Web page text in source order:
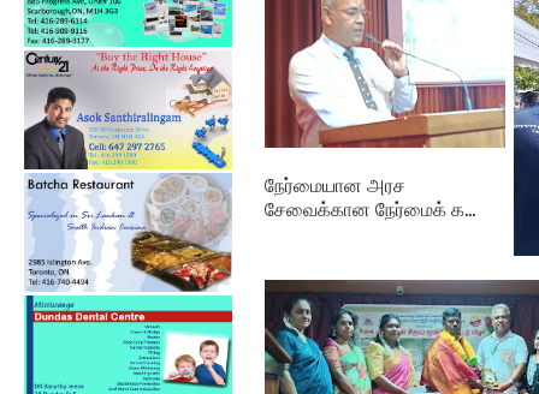
நேர்மையான அரச
சேவைக்கான நேர்மைக் க...